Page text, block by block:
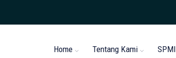
Home Tentang Kami SPMI